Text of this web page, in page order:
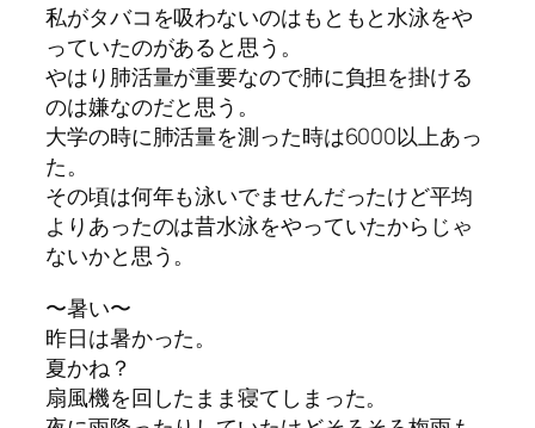
私がタバコを吸わないのはもともと水泳をや
っていたのがあると思う。
やはり肺活量が重要なので肺に負担を掛ける
のは嫌なのだと思う。
大学の時に肺活量を測った時は6000以上あっ
た。
その頃は何年も泳いでませんだったけど平均
よりあったのは昔水泳をやっていたからじゃ
ないかと思う。
〜暑い〜
昨日は暑かった。
夏かね？
扇風機を回したまま寝てしまった。